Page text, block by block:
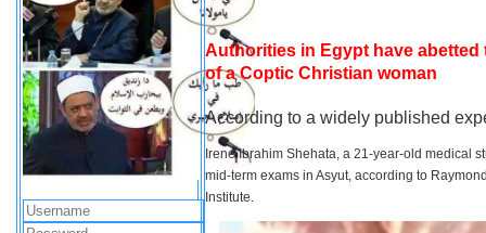
Authorities in Egypt have
of a Coptic Christian woman
According to a widely published
Irene Ibrahim Shehata, a 21-year-old medical
mid-term exams in Asyut, according to
Institute.